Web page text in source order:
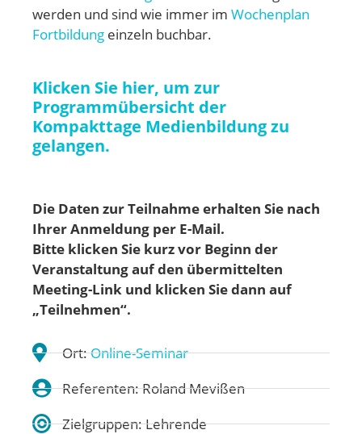
werden und sind wie immer im Wochenplan
Fortbildung einzeln buchbar.
Klicken Sie hier, um zur
Programmübersicht der
Kompakttage Medienbildung zu
gelangen.
Die Daten zur Teilnahme erhalten Sie nach
Ihrer Anmeldung per E-Mail.
Bitte klicken Sie kurz vor Beginn der
Veranstaltung auf den übermittelten
Meeting-Link und klicken Sie dann auf
„Teilnehmen“.
Ort:Online-Seminar
Referenten: Roland Mevißen
Zielgruppen: Lehrende